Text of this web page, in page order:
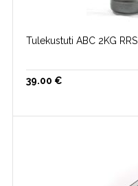
Tulekustuti ABC 2KG RRS
39.00 €